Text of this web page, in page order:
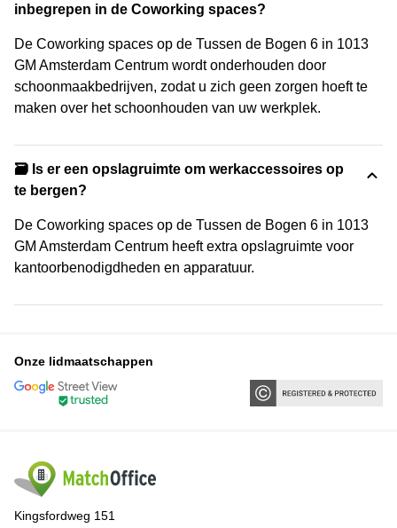
inbegrepen in de Coworking spaces?
De Coworking spaces op de Tussen de Bogen 6 in 1013
GM Amsterdam Centrum wordt onderhouden door
schoonmaakbedrijven, zodat u zich geen zorgen hoeft te
maken over het schoonhouden van uw werkplek.
🗃️ Is er een opslagruimte om werkaccessoires op
te bergen?
De Coworking spaces op de Tussen de Bogen 6 in 1013
GM Amsterdam Centrum heeft extra opslagruimte voor
kantoorbenodigdheden en apparatuur.
Onze lidmaatschappen
Kingsfordweg 151